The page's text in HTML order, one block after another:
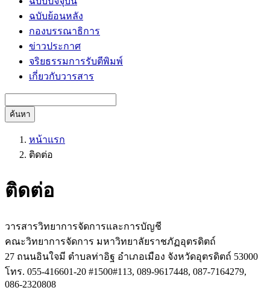
ฉบับย้อนหลัง
กองบรรณาธิการ
ข่าวประกาศ
จริยธรรมการรับตีพิมพ์
เกี่ยวกับวารสาร
ค้นหา
หน้าแรก
ติดต่อ
ติดต่อ
วารสารวิทยาการจัดการและการบัญชี
คณะวิทยาการจัดการ มหาวิทยาลัยราชภัฏอุตรดิตถ์
27 ถนนอินใจมี ตำบลท่าอิฐ อำเภอเมือง จังหวัดอุตรดิตถ์ 53000
โทร. 055-416601-20 #1500#113, 089-9617448, 087-7164279,
086-2320808